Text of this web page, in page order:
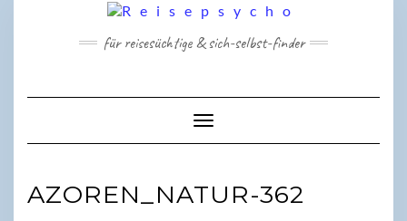
für reisesüchtige & sich-selbst-finder
Toggle Navigation
AZOREN_NATUR-362